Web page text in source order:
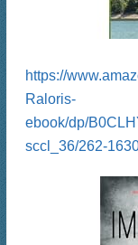
https://
Raloris-
ebook/dp/
sccl_36/262-